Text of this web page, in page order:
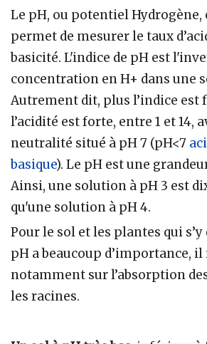
Le pH, ou potentiel Hydrogène,
permet de mesurer le taux
basicité. L'indice de pH est
concentration en H+ dans une
Autrement dit, plus l’indice est
l’acidité est forte, entre 1 et 14,
neutralité situé à pH 7 (pH<7
basique). Le pH est une
Ainsi, une solution à pH 3 est
qu'une solution à pH 4.
Pour le sol et les plantes qui
pH a beaucoup d’importance,
notamment sur l’absorption
les racines.